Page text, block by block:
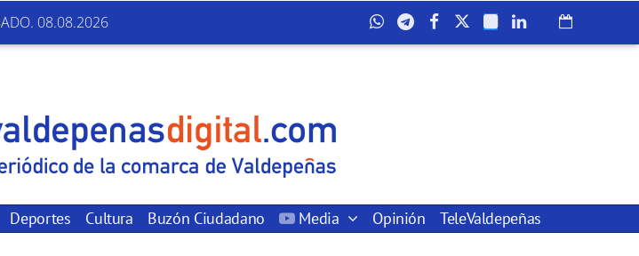
08.08.2026
Deportes Cultura Buzón Ciudadano Media Opinión TeleValdepeñas